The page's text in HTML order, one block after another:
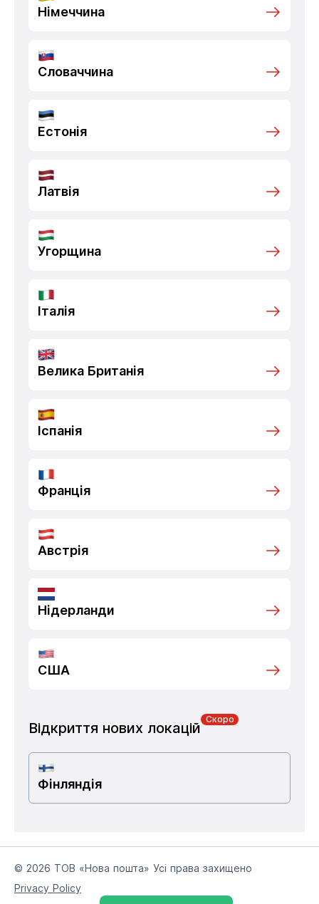
Німеччина
Словаччина
Естонія
Латвія
Угорщина
Італія
Велика Британія
Іспанія
Франція
Австрія
Нідерланди
США
Відкриття нових локацій
Скоро
Фінляндія
© 2026 ТОВ «Нова пошта» Усі права захищено
Privacy Policy